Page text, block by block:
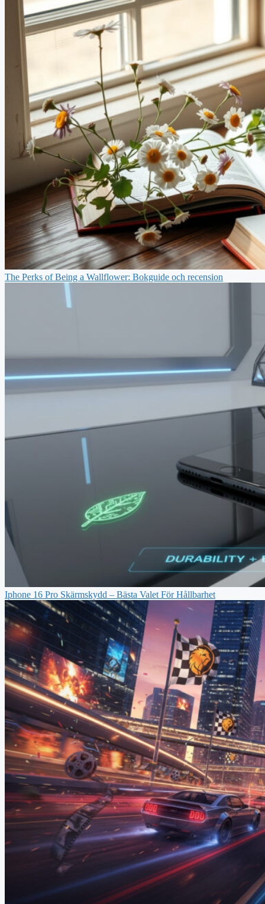
The Perks of Being a Wallflower: Bokguide och recension
Iphone 16 Pro Skärmskydd – Bästa Valet För Hållbarhet